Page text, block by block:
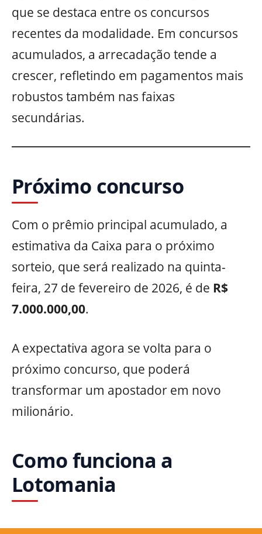
que se destaca entre os concursos
recentes da modalidade. Em concursos
acumulados, a arrecadação tende a
crescer, refletindo em pagamentos mais
robustos também nas faixas
secundárias.
Próximo concurso
Com o prêmio principal acumulado, a
estimativa da Caixa para o próximo
sorteio, que será realizado na quinta-
feira, 27 de fevereiro de 2026, é de R$
7.000.000,00.
A expectativa agora se volta para o
próximo concurso, que poderá
transformar um apostador em novo
milionário.
Como funciona a
Lotomania